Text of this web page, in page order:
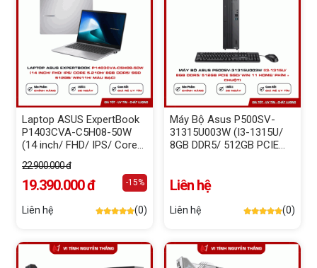
Laptop ASUS ExpertBook
P1403CVA-C5H08-50W
(14 inch/ FHD/ IPS/ Core
512GB/ Win11/ màu Bạc)
22.900.000 đ
19.390.000 đ -15%
Liên hệ (0)
Máy Bộ Asus P500SV-
31315U003W (I3-1315U/
8GB DDR5/ 512GB PCIE
Liên hệ
Liên hệ (0)